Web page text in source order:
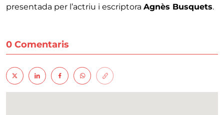
presentada per l’actriu i escriptora Agnès Busquets.
0 Comentaris